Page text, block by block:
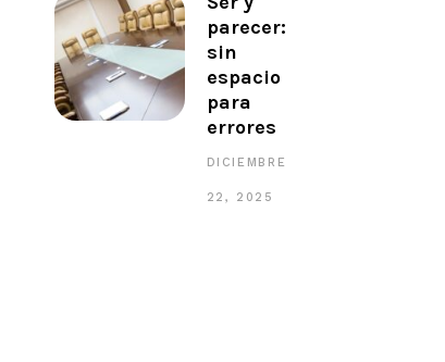
parecer:
sin
espacio
para
errores
DICIEMBRE
22, 2025